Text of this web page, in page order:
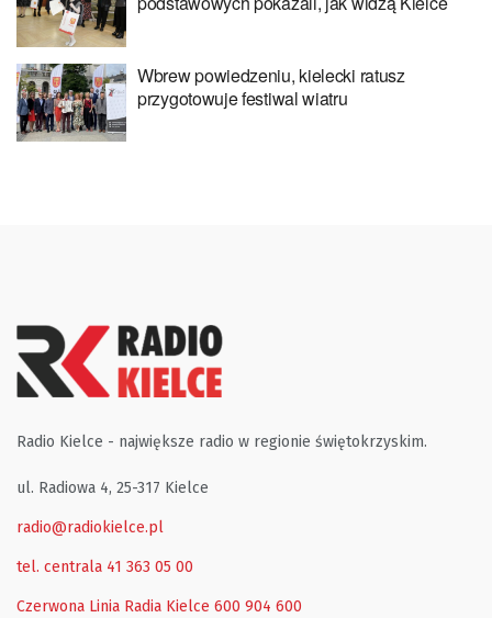
Wbrew powiedzeniu, kielecki ratusz
przygotowuje festiwal wiatru
Radio Kielce - największe radio w regionie świętokrzyskim.
ul. Radiowa 4, 25-317 Kielce
radio@radiokielce.pl
tel. centrala 41 363 05 00
Czerwona Linia Radia Kielce 600 904 600